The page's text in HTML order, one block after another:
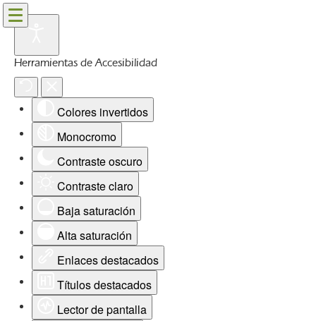
Herramientas de Accesibilidad
Colores invertidos
Monocromo
Contraste oscuro
Contraste claro
Baja saturación
Alta saturación
Enlaces destacados
Títulos destacados
Lector de pantalla